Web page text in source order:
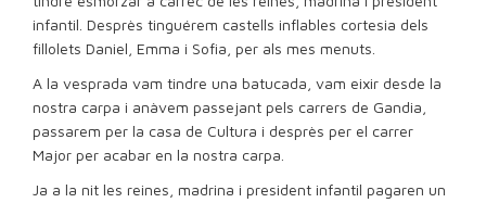
infantil. Desprès tinguérem castells inflables cortesia dels
fillolets Daniel, Emma i Sofia, per als mes menuts.
A la vesprada vam tindre una batucada, vam eixir desde la
nostra carpa i anàvem passejant pels carrers de Gandia,
passarem per la casa de Cultura i desprès per el carrer
Major per acabar en la nostra carpa.
Ja a la nit les reines, madrina i president infantil pagaren un